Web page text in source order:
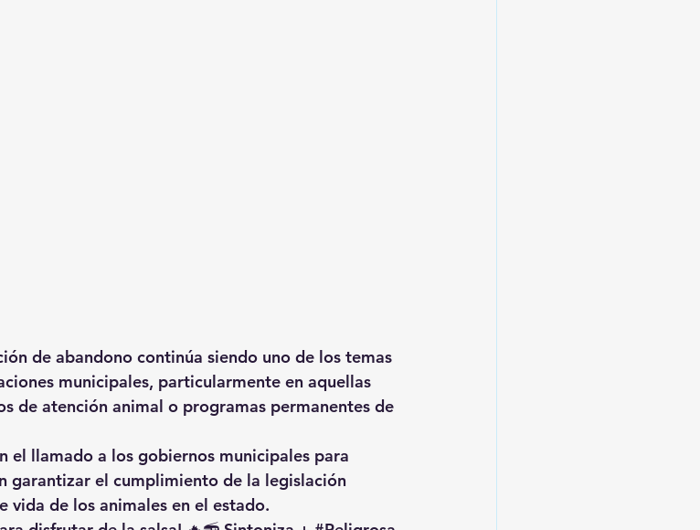
de abandono continúa siendo uno de los temas
municipales, particularmente en aquellas
de atención animal o programas permanentes de
el llamado a los gobiernos municipales para
garantizar el cumplimiento de la legislación
vida de los animales en el estado.